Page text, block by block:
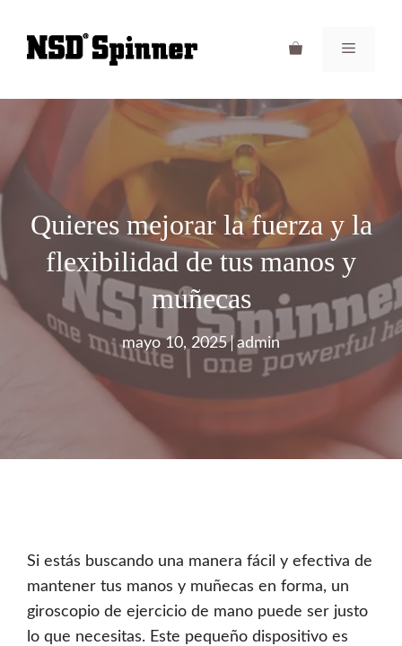
contenido
Menú
Quieres mejorar la fuerza y la
flexibilidad de tus manos y
muñecas
mayo 10, 2025 admin
Si estás buscando una manera fácil y efectiva de
mantener tus manos y muñecas en forma, un
giroscopio de ejercicio de mano puede ser justo
lo que necesitas. Este pequeño dispositivo es